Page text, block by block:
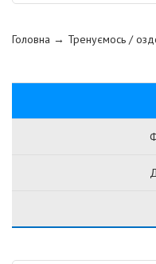
Головна → Тренуємось /